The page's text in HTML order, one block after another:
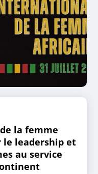
la femme
le leadership et
au service